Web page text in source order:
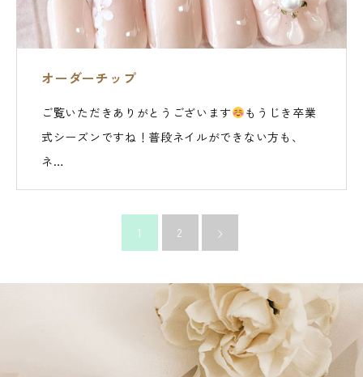
オーダーチップ
ご覧いただきありがとうございます
もうじき卒業
式シーズンですね！普段ネイルができない方も、
ネ…
1 2